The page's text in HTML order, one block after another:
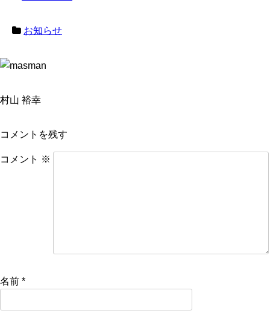
お知らせ
村山 裕幸
コメントを残す
コメント ※
名前 *